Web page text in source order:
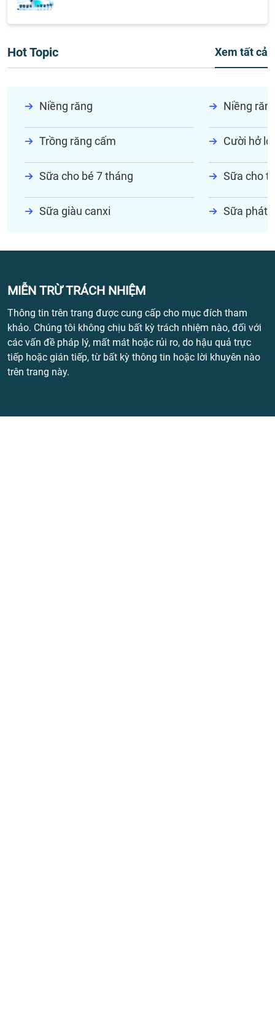
Hot Topic Xem tất cả
Niềng răng Niềng
Trồng răng cấm Cười hở lợi
Sữa cho bé 7 tháng Sữa cho
Sữa giàu canxi Sữa phát
MIỄN TRỪ TRÁCH NHIỆM
Thông tin trên trang được cung cấp cho mục đích tham
khảo. Chúng tôi không chịu bất kỳ trách nhiệm nào, đối với
các vấn đề pháp lý, mất mát hoặc rủi ro, do hậu quả trực
tiếp hoặc gián tiếp, từ bất kỳ thông tin hoặc lời khuyên nào
trên trang này.